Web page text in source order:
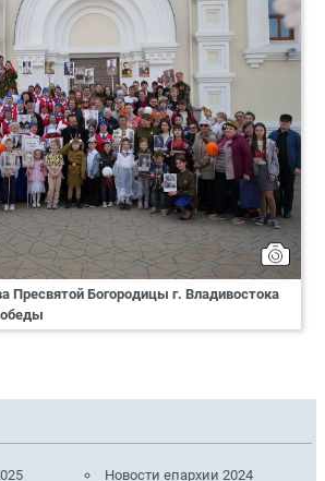
Пресвятой Богородицы г. Владивостока
Новости епархии 2024